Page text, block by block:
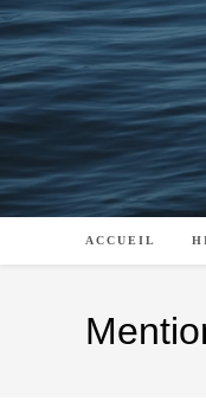
Skip
to
content
ACCUEIL